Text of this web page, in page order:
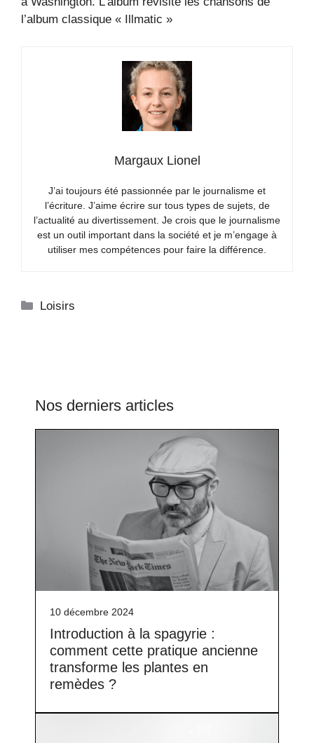
l’album classique « Illmatic »
Margaux Lionel
J’ai toujours été passionnée par le journalisme et
l’écriture. J’aime écrire sur tous types de sujets, de
l’actualité au divertissement. Je crois que le journalisme
est un outil important dans la société et je m’engage à
utiliser mes compétences pour faire la différence.
Catégories
Loisirs
Nos derniers articles
10 décembre 2024
Introduction à la spagyrie :
comment cette pratique ancienne
transforme les plantes en
remèdes ?